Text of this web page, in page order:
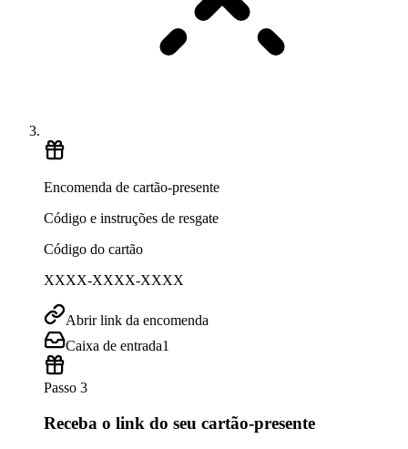
Encomenda de cartão-presente
Código e instruções de resgate
Código do cartão
XXXX-XXXX-XXXX
Abrir link da encomenda
Caixa de entrada1
Passo 3
Receba o link do seu cartão-presente